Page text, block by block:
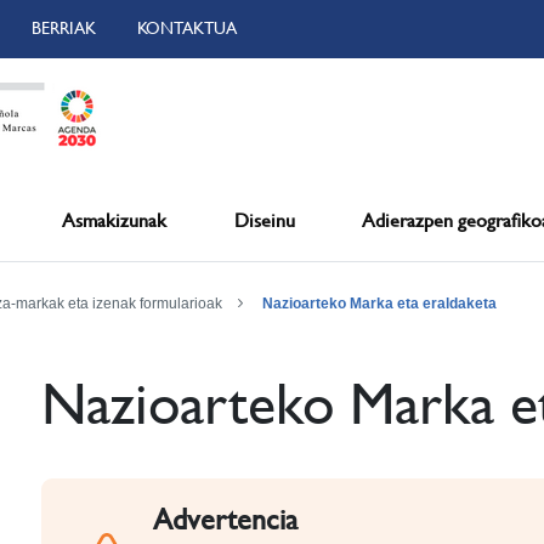
BERRIAK KONTAKTUA
Asmakizunak Diseinu Adierazpen
markak eta izenak formularioak Nazioarteko Marka eta eraldaketa
Nazioarteko Marka
Advertencia